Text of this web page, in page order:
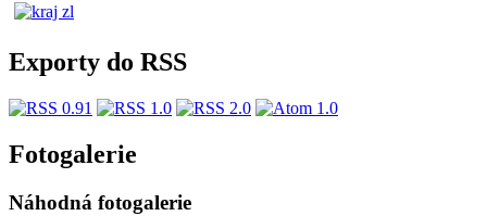
Exporty do RSS
Fotogalerie
Náhodná fotogalerie